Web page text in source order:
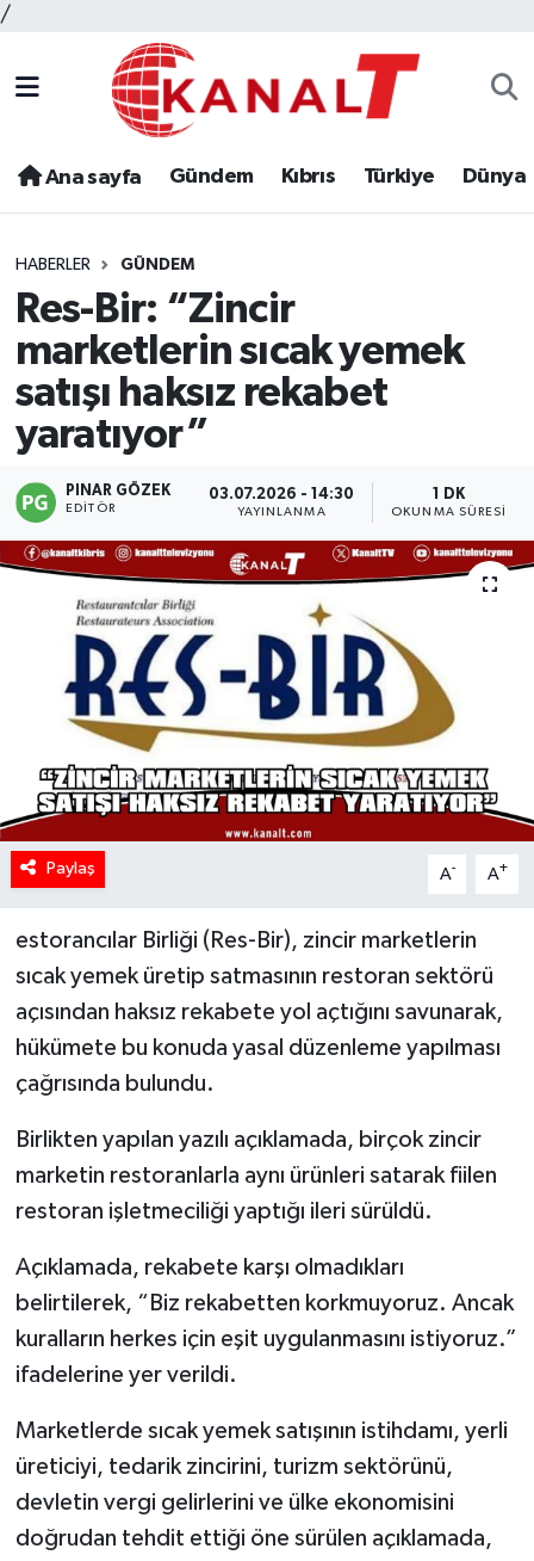
/
Ana sayfa Gündem Kıbrıs Türkiye Dünya
HABERLER GÜNDEM
Res-Bir: “Zincir
marketlerin sıcak yemek
satışı haksız rekabet
yaratıyor”
PINAR GÖZEK
EDITÖR
03.07.2026 - 14:30
YAYINLANMA
1 DK
OKUNMA SÜRESI
Paylaş A- A+
estorancılar Birliği (Res-Bir), zincir marketlerin
sıcak yemek üretip satmasının restoran sektörü
açısından haksız rekabete yol açtığını savunarak,
hükümete bu konuda yasal düzenleme yapılması
çağrısında bulundu.
Birlikten yapılan yazılı açıklamada, birçok zincir
marketin restoranlarla aynı ürünleri satarak fiilen
restoran işletmeciliği yaptığı ileri sürüldü.
Açıklamada, rekabete karşı olmadıkları
belirtilerek, “Biz rekabetten korkmuyoruz. Ancak
kuralların herkes için eşit uygulanmasını istiyoruz.”
ifadelerine yer verildi.
Marketlerde sıcak yemek satışının istihdamı, yerli
üreticiyi, tedarik zincirini, turizm sektörünü,
devletin vergi gelirlerini ve ülke ekonomisini
doğrudan tehdit ettiği öne sürülen açıklamada,